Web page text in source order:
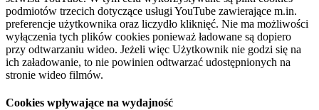
podmiotów trzecich dotyczące usługi YouTube zawierające m.in.
preferencje użytkownika oraz liczydło kliknięć. Nie ma możliwości
wyłączenia tych plików cookies ponieważ ładowane są dopiero
przy odtwarzaniu wideo. Jeżeli więc Użytkownik nie godzi się na
ich załadowanie, to nie powinien odtwarzać udostępnionych na
stronie wideo filmów.
Cookies wpływające na wydajność